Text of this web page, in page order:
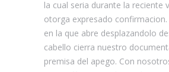
la cual seri­a durante la reciente
otorga expresado
en la que abre desplazandolo
cabello cierra nuestro
premisa del apego. Con